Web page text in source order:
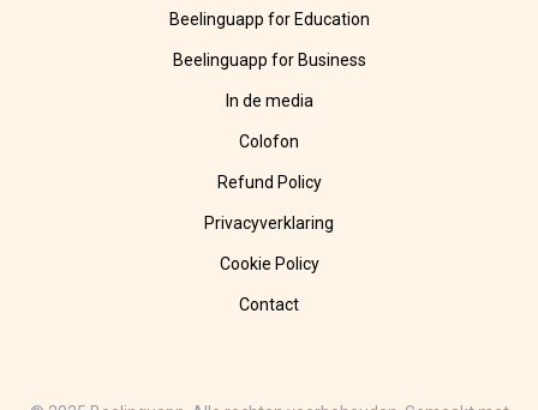
Beelinguapp for Education
Beelinguapp for Business
In de media
Colofon
Refund Policy
Privacyverklaring
Cookie Policy
Contact